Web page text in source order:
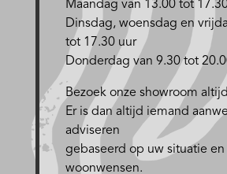
Maandag van 13.00 tot
Dinsdag, woensdag en
tot 17.30 uur
Donderdag van 9.30 tot
Bezoek onze showroom
Er is dan altijd iemand
adviseren
gebaseerd op uw situatie en
woonwensen.